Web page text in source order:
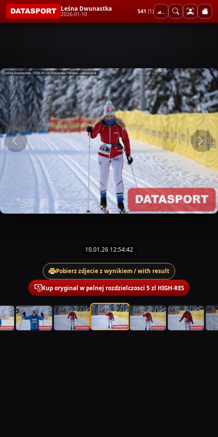
Leśna Dwunastka
2026-01-10 541 (1)
10.01.26 12:54:42
Pobierz zdjecie z wynikiem / with result
Kup oryginal w pelnej rozdzielczosci 5 zl HIGH-RES